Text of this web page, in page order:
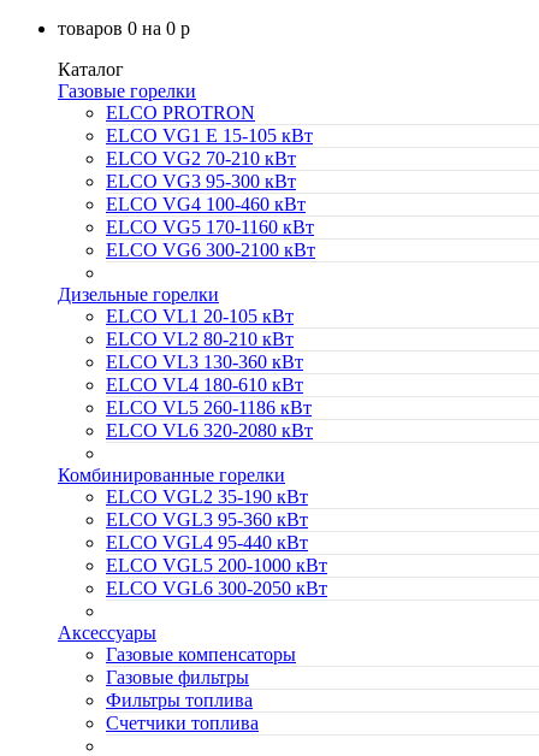
товаров 0 на 0 p
Каталог
Газовые горелки
ELCO PROTRON
ELCO VG1 E 15-105 кВт
ELCO VG2 70-210 кВт
ELCO VG3 95-300 кВт
ELCO VG4 100-460 кВт
ELCO VG5 170-1160 кВт
ELCO VG6 300-2100 кВт
Дизельные горелки
ELCO VL1 20-105 кВт
ELCO VL2 80-210 кВт
ELCO VL3 130-360 кВт
ELCO VL4 180-610 кВт
ELCO VL5 260-1186 кВт
ELCO VL6 320-2080 кВт
Комбинированные горелки
ELCO VGL2 35-190 кВт
ELCO VGL3 95-360 кВт
ELCO VGL4 95-440 кВт
ELCO VGL5 200-1000 кВт
ELCO VGL6 300-2050 кВт
Аксессуары
Газовые компенсаторы
Газовые фильтры
Фильтры топлива
Счетчики топлива